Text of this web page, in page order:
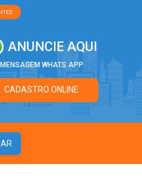
ANUNCIE AQUI
MENSAGEM WHATS APP
CADASTRO ONLINE